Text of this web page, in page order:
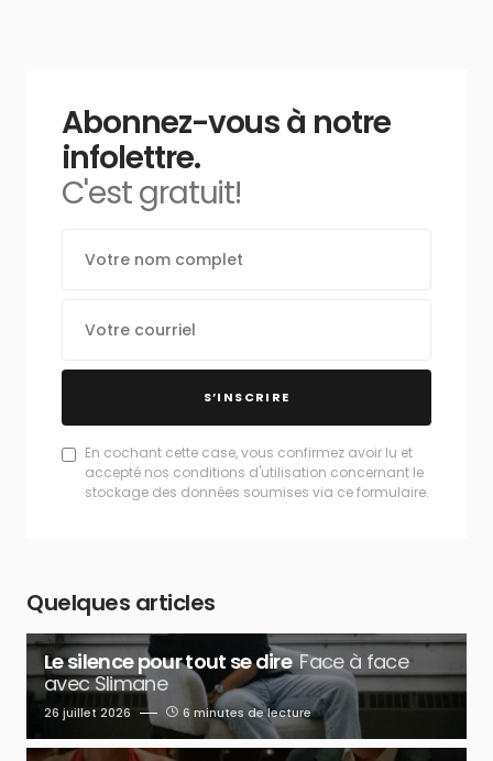
Abonnez-vous à notre
infolettre.
C'est gratuit!
S’INSCRIRE
En cochant cette case, vous confirmez avoir lu et
accepté nos conditions d'utilisation concernant le
stockage des données soumises via ce formulaire.
Quelques articles
Le silence pour tout se dire Face à face
avec Slimane
26 juillet 2026 6 minutes de lecture